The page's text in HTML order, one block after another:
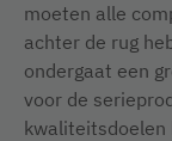
moeten alle
achter de rug
ondergaat een
voor de
kwaliteitsdoelen